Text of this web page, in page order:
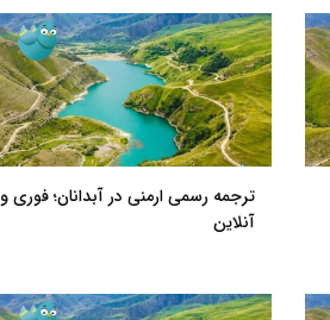
ترجمه رسمی ارمنی در آبدانان؛ فوری و
آنلاین